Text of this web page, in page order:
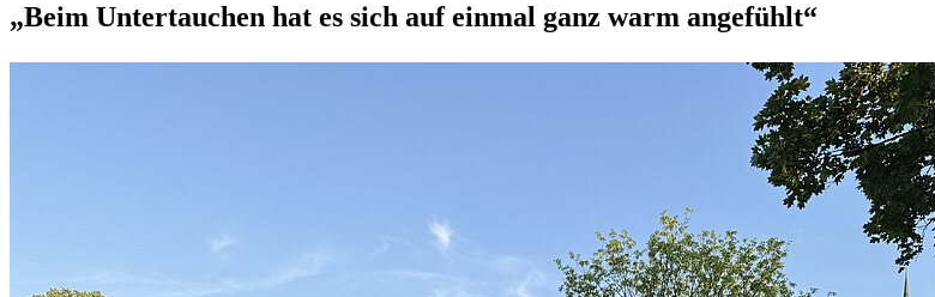
„Beim Untertauchen hat es sich auf einmal ganz warm angefühlt“